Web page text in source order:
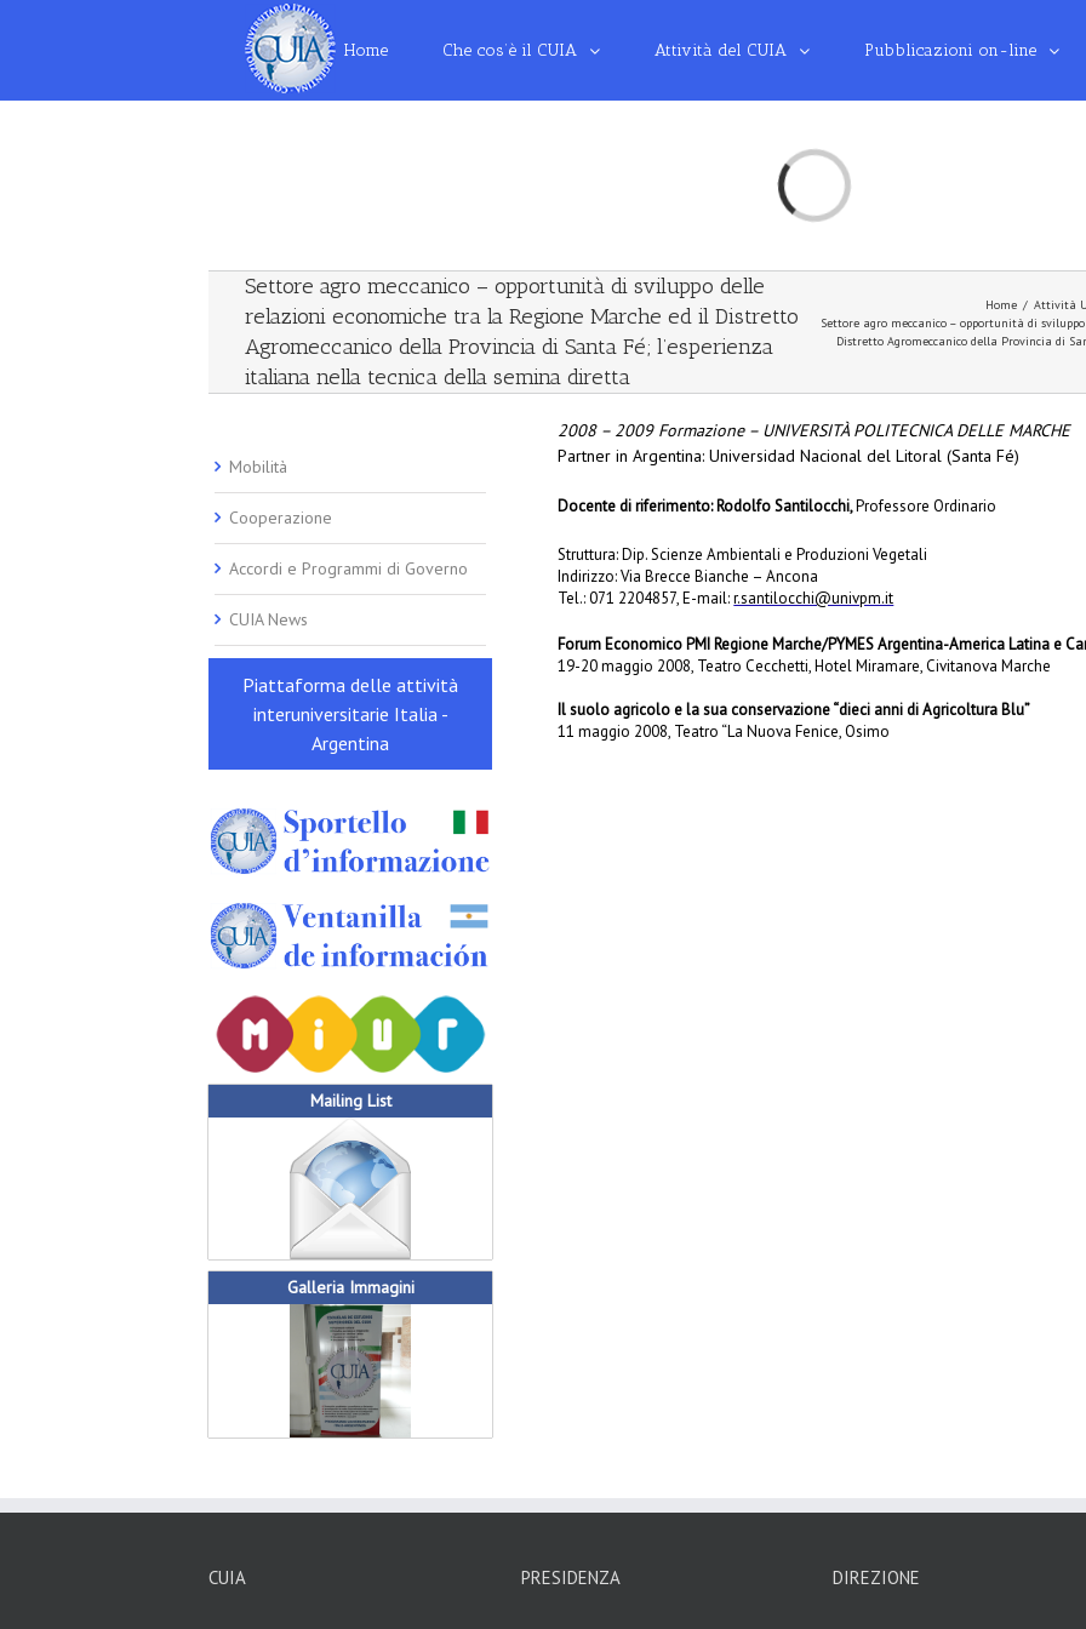
Home Che cos’è il CUIA Attività del CUIA Pubblicazioni on-line
Loading...
Settore agro meccanico – opportunità di sviluppo delle
relazioni economiche tra la Regione Marche ed il Distretto
Agromeccanico della Provincia di Santa Fé; l’esperienza
italiana nella tecnica della semina diretta
Home / Attività
Settore agro meccanico – opportunità di
Distretto Agromeccanico della Provincia di
2008 – 2009 Formazione – UNIVERSITÀ POLITECNICA DELLE MARCHE
Partner in Argentina: Universidad Nacional del Litoral (Santa Fé)
Docente di riferimento: Rodolfo Santilocchi,Professore Ordinario
Struttura: Dip. Scienze Ambientali e Produzioni Vegetali
Indirizzo: Via Brecce Bianche – Ancona
Tel.: 071 2204857, E-mail:r.santilocchi@univpm.it
Forum Economico PMI Regione Marche/PYMES Argentina-America Latina e
19-20 maggio 2008, Teatro Cecchetti, Hotel Miramare, Civitanova Marche
Il suolo agricolo e la sua conservazione “dieci anni di Agricoltura Blu”
11 maggio 2008, Teatro “La Nuova Fenice, Osimo
Mobilità
Cooperazione
Accordi e Programmi di Governo
CUIA News
Piattaforma delle attività
interuniversitarie Italia -
Argentina
Mailing List
Galleria Immagini
CUIA PRESIDENZA DIREZIONE